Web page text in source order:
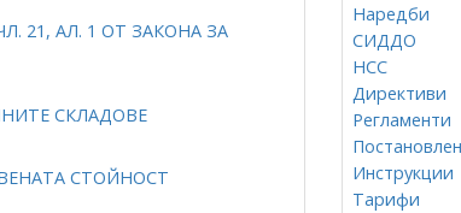
21, АЛ. 1 ОТ ЗАКОНА ЗА
СКЛАДОВЕ
СТОЙНОСТ
Наредби
СИДДО
НСС
Директиви
Регламенти
Инструкции
Тарифи